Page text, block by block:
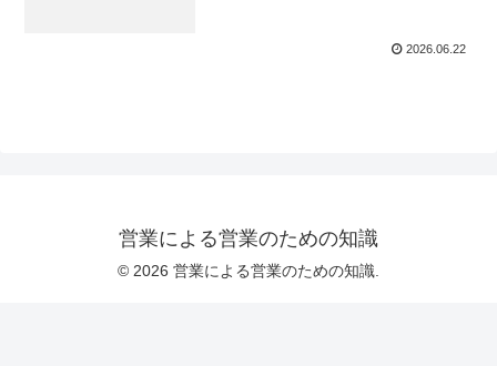
2026.06.22
営業による営業のための知識
© 2026 営業による営業のための知識.